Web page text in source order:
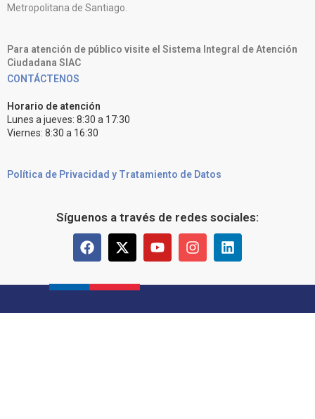
Metropolitana de Santiago.
Para atención de público visite el Sistema Integral de Atención
Ciudadana SIAC
CONTÁCTENOS
Horario de atención
Lunes a jueves: 8:30 a 17:30
Viernes: 8:30 a 16:30
Política de Privacidad y Tratamiento de Datos
Síguenos a través de redes sociales: